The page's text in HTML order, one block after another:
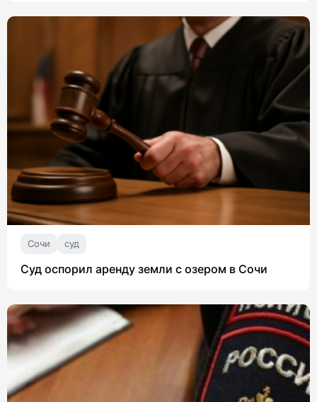
Сочи суд
Суд оспорил аренду земли с озером в Сочи